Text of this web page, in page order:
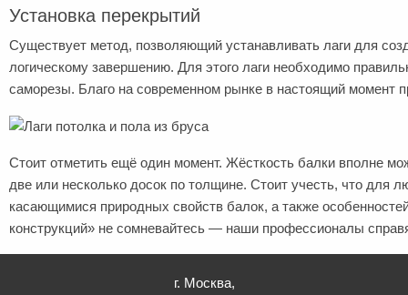
Установка перекрытий
Существует метод, позволяющий устанавливать лаги для
логическому завершению. Для этого лаги необходимо
саморезы. Благо на современном рынке в настоящий момент
Стоит отметить ещё один момент. Жёсткость балки вполне
две или несколько досок по толщине. Стоит учесть, что
касающимися природных свойств балок, а также
конструкций» не сомневайтесь — наши профессионалы
г. Москва,